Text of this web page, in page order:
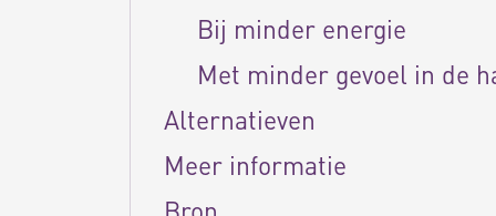
Bij minder energie
Met minder gevoel in de
Alternatieven
Meer informatie